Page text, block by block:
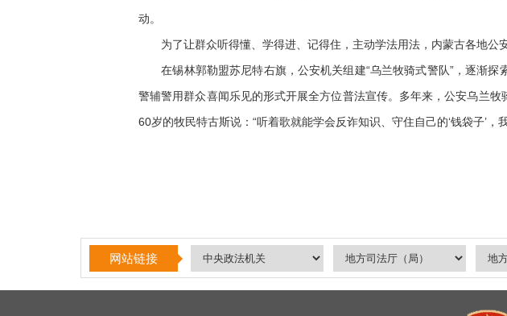
动。
为了让群众听得懂、学得进、记得住，主动学法用法，内蒙古各地公
在锡林郭勒盟苏尼特右旗，公安机关组建“乌兰牧骑式警队”，逐渐探
警辅警用群众喜闻乐见的形式开展全方位普法宣传。多年来，公安乌兰
60岁的牧民特古斯说：“听着歌就能学会反诈知识、守住自己的‘钱袋子’，
网站链接